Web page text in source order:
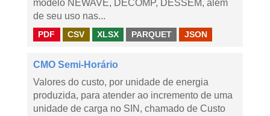
modelo NEWAVE, DECOMP, DESSEM, além
de seu uso nas...
PDF CSV XLSX PARQUET JSON
CMO Semi-Horário
Valores do custo, por unidade de energia
produzida, para atender ao incremento de uma
unidade de carga no SIN, chamado de Custo